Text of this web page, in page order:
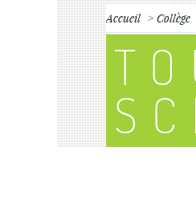
Accueil Collège